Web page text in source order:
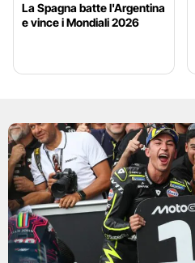
La Spagna batte l'Argentina
e vince i Mondiali 2026